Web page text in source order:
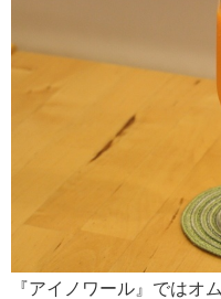
『アイノワール』ではオ